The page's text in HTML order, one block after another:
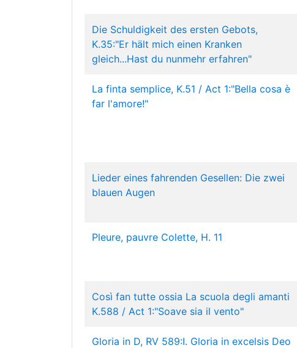
Die Schuldigkeit des ersten Gebots,
K.35:"Er hält mich einen Kranken
gleich...Hast du nunmehr erfahren"
La finta semplice, K.51 / Act 1:"Bella cosa è
far l'amore!"
Lieder eines fahrenden Gesellen: Die zwei
blauen Augen
Pleure, pauvre Colette, H. 11
Così fan tutte ossia La scuola degli amanti
K.588 / Act 1:"Soave sia il vento"
Gloria in D, RV 589:I. Gloria in excelsis Deo